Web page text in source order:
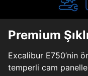
Premium
Excalibur E750’nin
temperli cam